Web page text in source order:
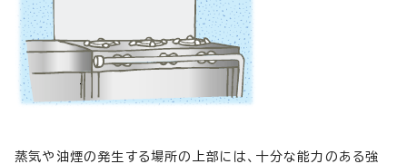
蒸気や油煙の発生する場所の上部には、十分な能力のある強